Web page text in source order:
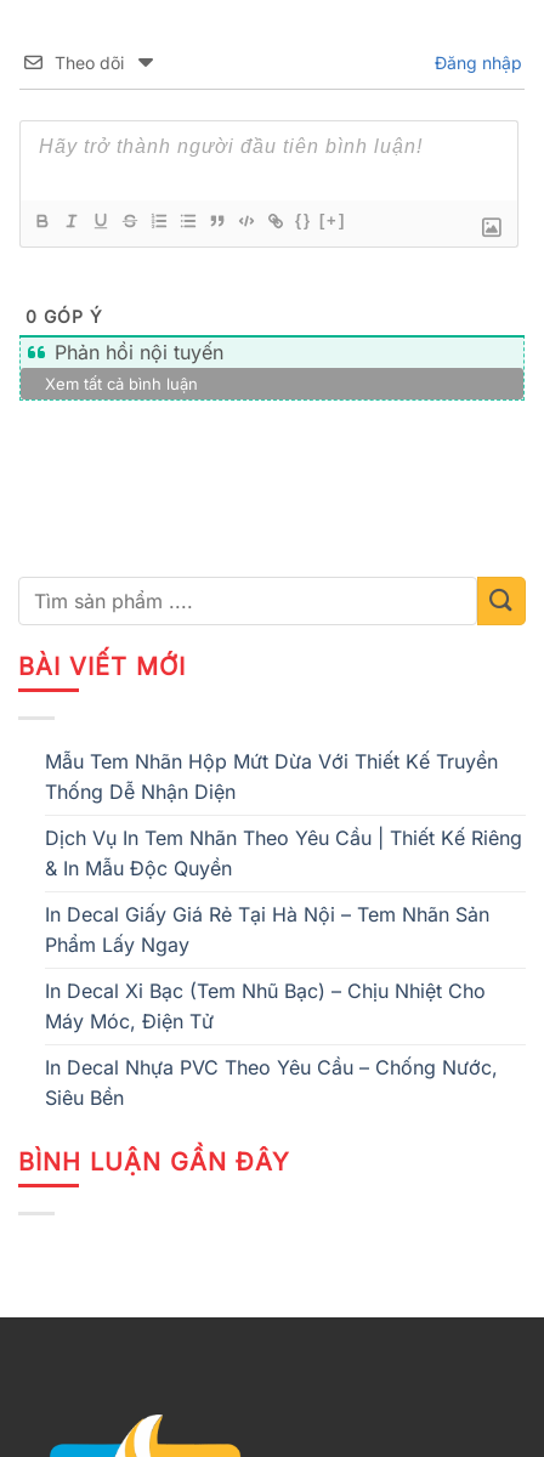
BÀI VIẾT MỚI
Mẫu Tem Nhãn Hộp Mứt Dừa Với Thiết Kế Truyền
Thống Dễ Nhận Diện
Dịch Vụ In Tem Nhãn Theo Yêu Cầu | Thiết Kế Riêng
& In Mẫu Độc Quyền
In Decal Giấy Giá Rẻ Tại Hà Nội – Tem Nhãn Sản
Phẩm Lấy Ngay
In Decal Xi Bạc (Tem Nhũ Bạc) – Chịu Nhiệt Cho
Máy Móc, Điện Tử
In Decal Nhựa PVC Theo Yêu Cầu – Chống Nước,
Siêu Bền
BÌNH LUẬN GẦN ĐÂY
Theo dõi Đăng nhập
{} [+]
0 GÓP Ý
Phản hồi nội tuyến
Xem tất cả bình luận